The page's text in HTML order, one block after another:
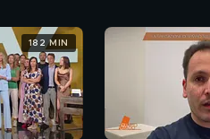
182 MIN